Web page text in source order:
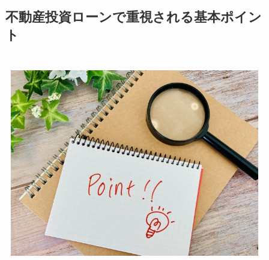
不動産投資ローンで重視される基本ポイン
ト